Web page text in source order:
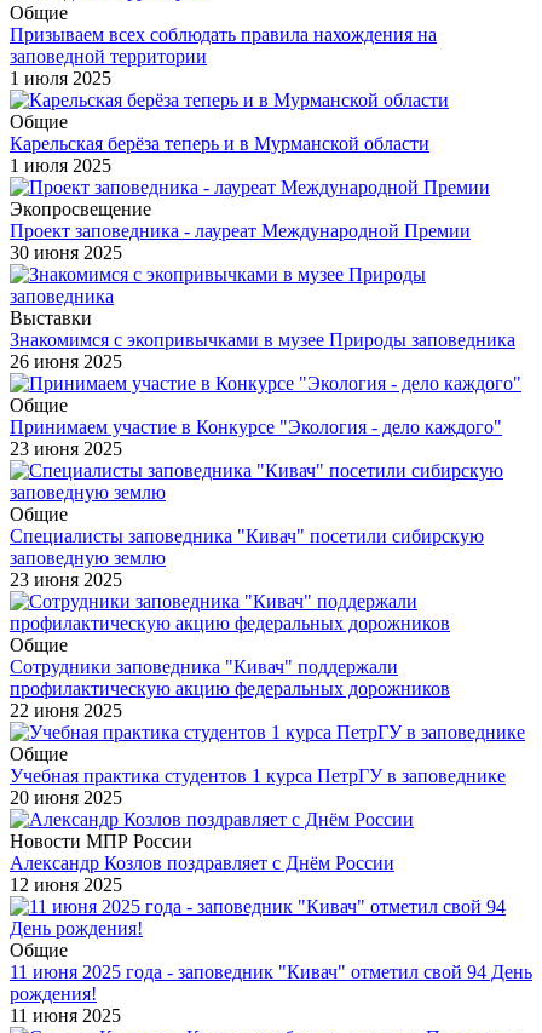
Общие
Призываем всех соблюдать правила нахождения на
заповедной территории
1 июля 2025
Общие
Карельская берёза теперь и в Мурманской области
1 июля 2025
Экопросвещение
Проект заповедника - лауреат Международной Премии
30 июня 2025
Выставки
Знакомимся с экопривычками в музее Природы заповедника
26 июня 2025
Общие
Принимаем участие в Конкурсе "Экология - дело каждого"
23 июня 2025
Общие
Специалисты заповедника "Кивач" посетили сибирскую
заповедную землю
23 июня 2025
Общие
Сотрудники заповедника "Кивач" поддержали
профилактическую акцию федеральных дорожников
22 июня 2025
Общие
Учебная практика студентов 1 курса ПетрГУ в заповеднике
20 июня 2025
Новости МПР России
Александр Козлов поздравляет с Днём России
12 июня 2025
Общие
11 июня 2025 года - заповедник "Кивач" отметил свой 94 День
рождения!
11 июня 2025